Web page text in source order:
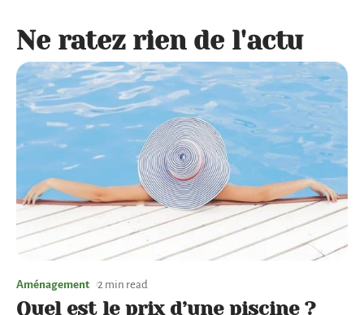
Ne ratez rien de l'actu
Aménagement 2 min read
Quel est le prix d’une piscine ?